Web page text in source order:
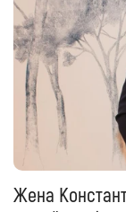
Жена